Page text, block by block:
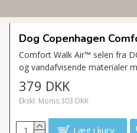
Dog Copenhagen
Comfort Walk Air™ selen fra
og vandafvisende materialer
379 DKK
Ekskl. Moms:303 DKK
Læg i kurv